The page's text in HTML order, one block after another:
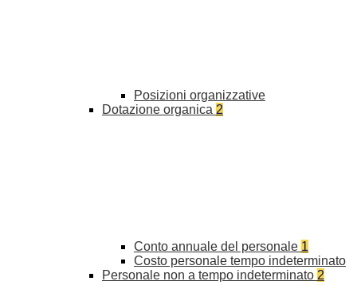
Posizioni organizzative
Dotazione organica 2
Conto annuale del personale 1
Costo personale tempo indeterminato
Personale non a tempo indeterminato 2